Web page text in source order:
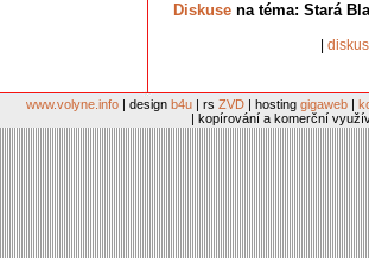
Diskuse na téma: Stará
www.volyne.info | design b4u | rs ZVD | hosting gigaweb |
| kopírování a komerční